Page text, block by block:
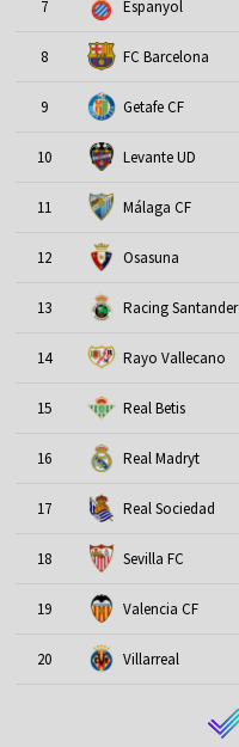
7 Espanyol
8 FC Barcelona
9 Getafe CF
10 Levante UD
11 Málaga CF
12 Osasuna
13 Racing Santander
14 Rayo Vallecano
15 Real Betis
16 Real Madryt
17 Real Sociedad
18 Sevilla FC
19 Valencia CF
20 Villarreal